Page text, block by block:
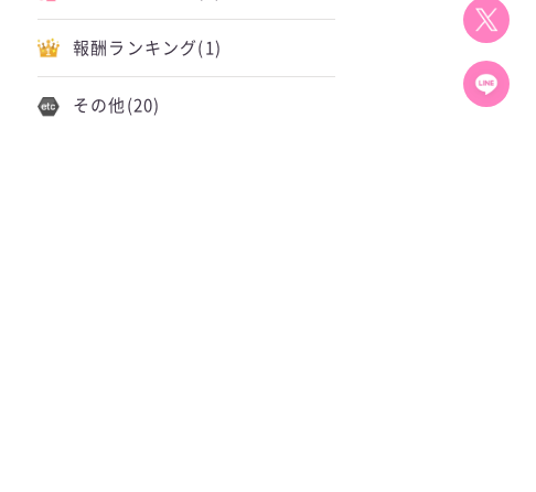
報酬ランキング (1)
その他 (20)